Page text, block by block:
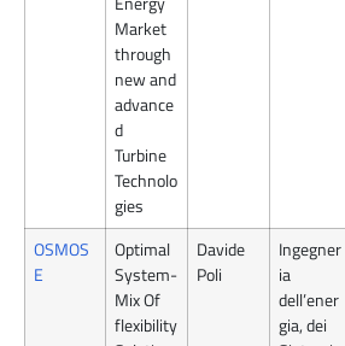
Market
through
new and
advance
d
Turbine
Technolo
gies
OSMOS
E
Optimal
System-
Mix Of
flexibility
Davide
Poli
Ingegner
ia
dell’ener
gia, dei